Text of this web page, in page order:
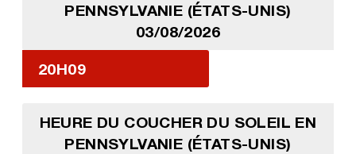
PENNSYLVANIE (ÉTATS-UNIS)
03/08/2026
20H09
HEURE DU COUCHER DU SOLEIL EN
PENNSYLVANIE (ÉTATS-UNIS)